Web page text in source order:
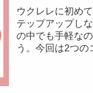
ウクレレに初め
テップアップし
の中でも手軽な
う。今回は2つの